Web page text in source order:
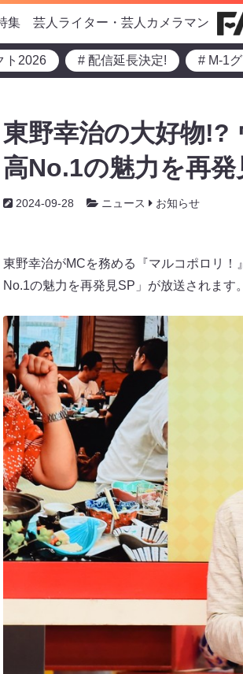
集 芸人ライター・芸人カメラマン
ト2026 # 配信延長決定! # M-1
東野幸治の大好物!?
高No.1の魅力を再
2024-09-28 ニュース お知らせ
東野幸治がMCを務める『マルコポロリ
No.1の魅力を再発見SP」が放送されます。